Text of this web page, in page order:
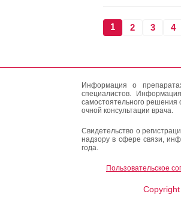
1 2 3 4
Информация о
специалистов.
самостоятельного решения
очной консультации врача.
Свидетельство о
надзору в сфере связи,
года.
Пользовательское
Copyright